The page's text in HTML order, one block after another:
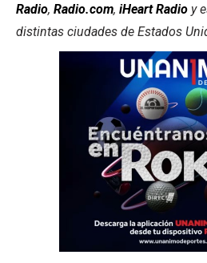
Radio, Radio.com, iHeart Radio y
distintas ciudades de Estados